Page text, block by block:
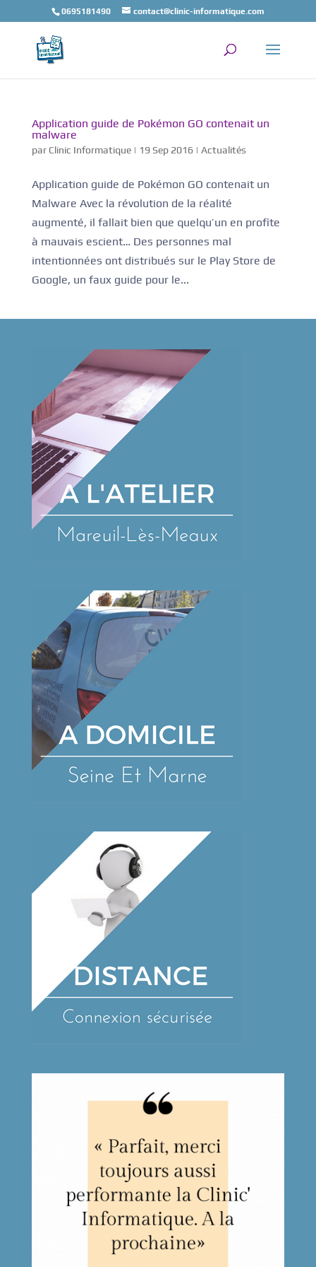
0695181490 contact@clinic-informatique.com
Application guide de Pokémon GO contenait un
malware
par Clinic Informatique| 19 Sep 2016 | Actualités
Application guide de Pokémon GO contenait un
Malware Avec la révolution de la réalité
augmenté, il fallait bien que quelqu’un en profite
à mauvais escient… Des personnes mal
intentionnées ont distribués sur le Play Store de
Google, un faux guide pour le...